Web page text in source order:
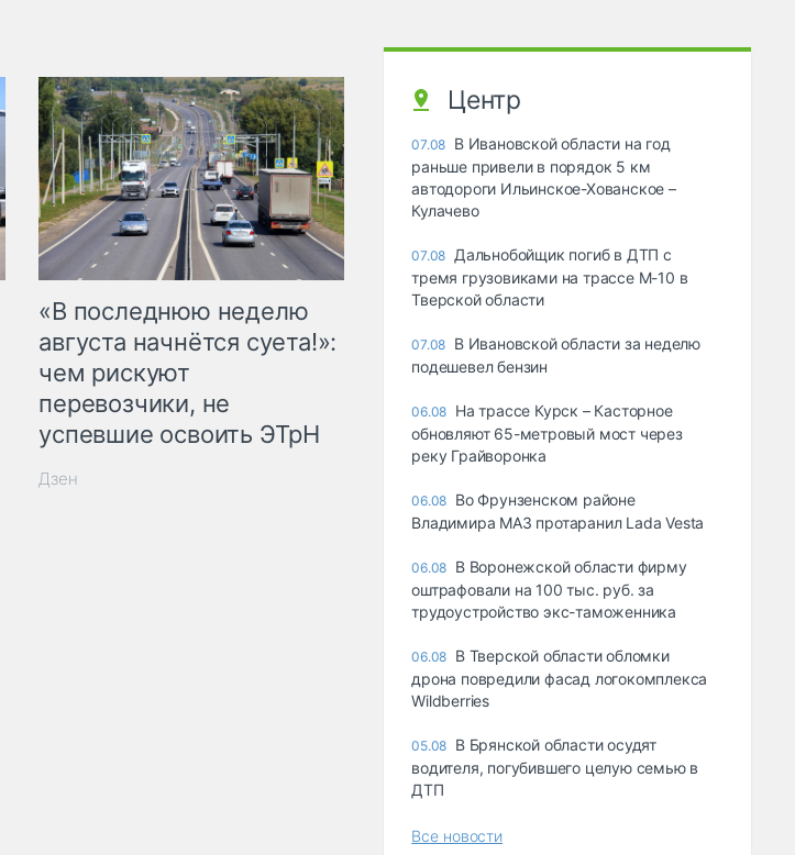
«В последнюю неделю
августа начнётся суета!»:
чем рискуют
перевозчики, не
успевшие освоить ЭТрН
Дзен
Центр
07.08 В Ивановской области на год
раньше привели в порядок 5 км
автодороги Ильинское-Хованское –
Кулачево
07.08 Дальнобойщик погиб в ДТП с
тремя грузовиками на трассе М-10 в
Тверской области
07.08 В Ивановской области за неделю
подешевел бензин
06.08 На трассе Курск – Касторное
обновляют 65-метровый мост через
реку Грайворонка
06.08 Во Фрунзенском районе
Владимира МАЗ протаранил Lada Vesta
06.08 В Воронежской области фирму
оштрафовали на 100 тыс. руб. за
трудоустройство экс-таможенника
06.08 В Тверской области обломки
дрона повредили фасад логокомплекса
Wildberries
05.08 В Брянской области осудят
водителя, погубившего целую семью в
ДТП
Все новости